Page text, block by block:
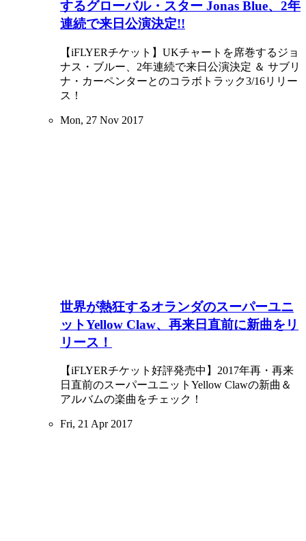
するグローバル・スター Jonas Blue、2年
連続で来日公演決定!!
【iFLYERチケット】UKチャートを席巻するジョ
ナス・ブルー、2年連続で来日公演決定 ＆ サブリ
ナ・カーペンターとのコラボトラック3/16リリー
ス！
Mon, 27 Nov 2017
世界が熱狂するオランダのスーパーユニ
ットYellow Claw、再来日直前に新曲をリ
リース！
【iFLYERチケット好評発売中】2017年再・再来
日直前のスーパーユニットYellow Clawの新曲＆
アルバムの楽曲をチェック！
Fri, 21 Apr 2017